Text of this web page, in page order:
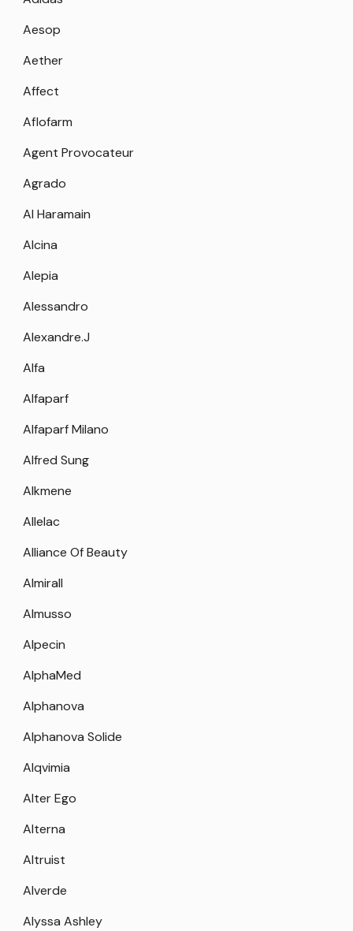
Aesop
Aether
Affect
Aflofarm
Agent Provocateur
Agrado
Al Haramain
Alcina
Alepia
Alessandro
Alexandre.J
Alfa
Alfaparf
Alfaparf Milano
Alfred Sung
Alkmene
Allelac
Alliance Of Beauty
Almirall
Almusso
Alpecin
AlphaMed
Alphanova
Alphanova Solide
Alqvimia
Alter Ego
Alterna
Altruist
Alverde
Alyssa Ashley